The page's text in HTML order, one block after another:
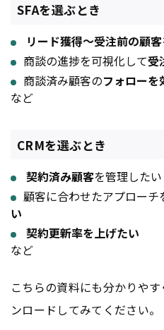
SFAを選ぶとき
リード獲得～受注前の顧客
商談の進捗を可視化して受
商談済み顧客のフォローを
など
CRMを選ぶとき
契約済み顧客を管理したい
顧客に合わせたアプローチ
い
契約更新率を上げたい
など
こちらの資料にも分かりや
ンロードしてみてください。